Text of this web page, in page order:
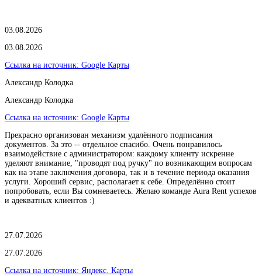
03.08.2026
03.08.2026
Ссылка на источник: Google Карты
Александр Колодка
Александр Колодка
Ссылка на источник: Google Карты
Прекрасно организован механизм удалённого подписания
документов. За это -- отдельное спасибо. Очень понравилось
взаимодействие с администратором: каждому клиенту искренне
уделяют внимание, "проводят под ручку" по возникающим вопросам
как на этапе заключения договора, так и в течение периода оказания
услуги. Хороший сервис, располагает к себе. Определённо стоит
попробовать, если Вы сомневаетесь. Желаю команде Aura Rent успехов
и адекватных клиентов :)
27.07.2026
27.07.2026
Ссылка на источник: Яндекс. Карты